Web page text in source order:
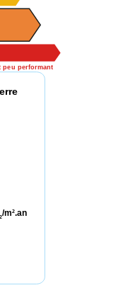
peu performant
2/m2.an